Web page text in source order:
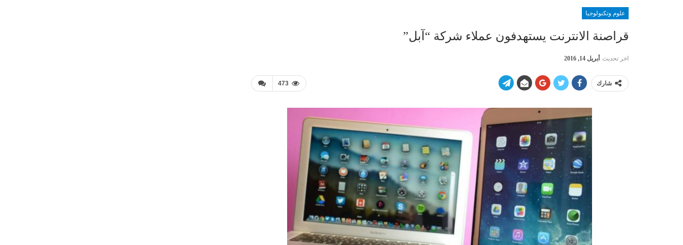
علوم وتكنولوجيا
قراصنة الانترنت يستهدفون عملاء شركة “آبل”
اخر تحديث أبريل 14, 2016
473 شارك